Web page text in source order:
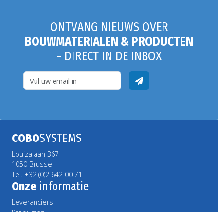
ONTVANG NIEUWS OVER
BOUWMATERIALEN & PRODUCTEN
- DIRECT IN DE INBOX
COBOSYSTEMS
Louizalaan 367
1050 Brussel
Tel. +32 (0)2 642 00 71
Onze informatie
Leveranciers